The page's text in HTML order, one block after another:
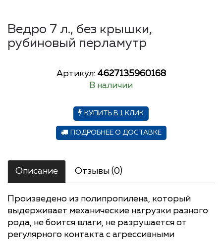
Ведро 7 л., без крышки,
рубиновый перламутр
Артикул: 4627135960168
В наличии
КУПИТЬ В 1 КЛИК
ПОДРОБНЕЕ О ДОСТАВКЕ
Описание Отзывы (0)
Произведено из полипропилена, который
выдерживает механические нагрузки разного
рода, не боится влаги, не разрушается от
регулярного контакта с агрессивными